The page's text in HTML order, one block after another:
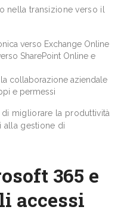
nella transizione verso il
verso Exchange Online
SharePoint Online e
collaborazione aziendale
e permessi
migliorare la produttività
alla gestione di
365 e
accessi